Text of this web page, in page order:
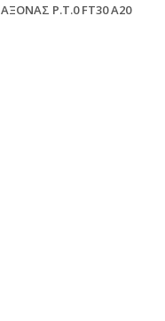
AΞONAΣ P.T.0 FT30 A20